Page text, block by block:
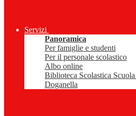
Servizi
Panoramica
Per famiglie e studenti
Per il personale scolastico
Albo online
Biblioteca Scolastica
Doganella